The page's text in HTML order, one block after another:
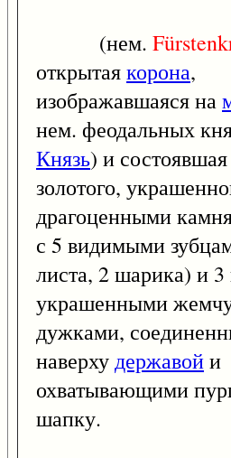
(нем.
открытаякорона,
изображавшаяся на
нем. феодальных
Князь) и
золотого,
драгоценными
с 5 видимыми
листа, 2 шарика) и
украшенными
дужками,
наверхудержавойи
охватывающими
шапку.